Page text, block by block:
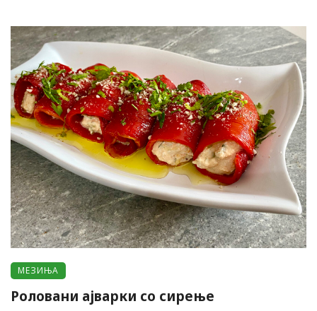
МЕЗИЊА
Роловани ајварки со сирење